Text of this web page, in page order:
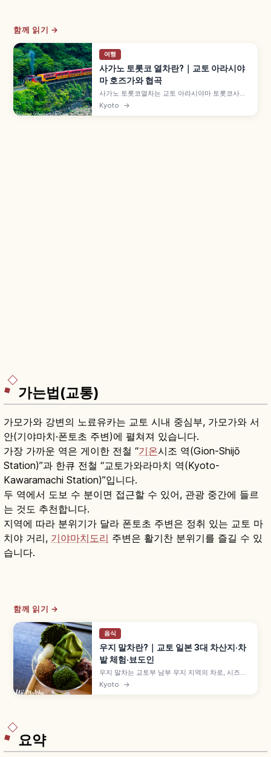
함께 읽기 →
여행
사가노 토롯코 열차란?｜교토 아라시야
마 호즈가와 협곡
사가노 토롯코열차는 교토 아라시야마 토롯코사가
역에서 토롯코가메오카역까지 약 7.3km를 잇는 관
광 열차로, 1991년 JR 산인 본선 구선을 활용해 개
Kyoto →
가는법(교통)
가모가와 강변의 노료유카는 교토 시내 중심부, 가모가와 서
안(기야마치·폰토초 주변)에 펼쳐져 있습니다.
가장 가까운 역은 게이한 전철 “기온시조 역(Gion-Shijō
Station)”과 한큐 전철 “교토가와라마치 역(Kyoto-
Kawaramachi Station)”입니다.
두 역에서 도보 수 분이면 접근할 수 있어, 관광 중간에 들르
는 것도 추천합니다.
지역에 따라 분위기가 달라 폰토초 주변은 정취 있는 교토 마
치야 거리, 기야마치도리 주변은 활기찬 분위기를 즐길 수 있
습니다.
함께 읽기 →
음식
우지 말차란?｜교토 일본 3대 차산지·차
밭 체험·뵤도인
우지 말차는 교토부 남부 우지 지역의 차로, 시즈오
카·사야마와 함께 일본 3대 차산지로 꼽힙니다. 에
이사이와 센노리큐로 이어지는 차 문화, 차잎 따기·
Kyoto →
요약